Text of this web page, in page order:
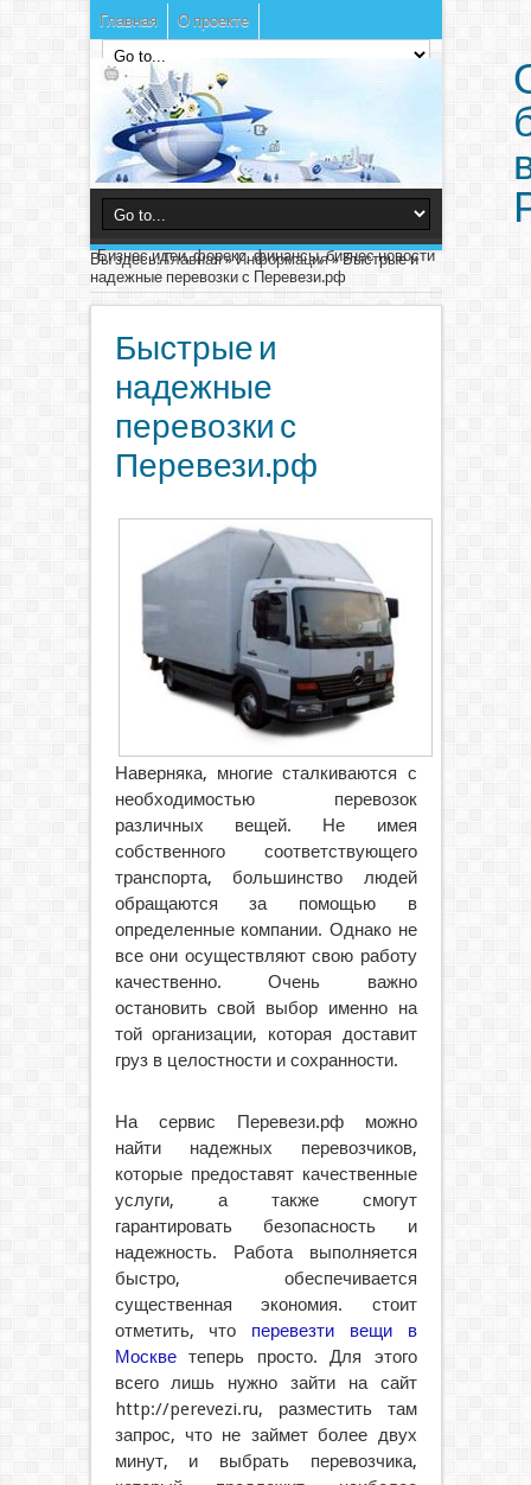
Главная О проекте
Бизнес идеи, форекс, финансы, бизнес новости
Вы здесь:Главная»Информация»Быстрые и
надежные перевозки с Перевези.рф
Быстрые и
надежные
перевозки с
Перевези.рф
Наверняка, многие сталкиваются с
необходимостью перевозок
различных вещей. Не имея
собственного соответствующего
транспорта, большинство людей
обращаются за помощью в
определенные компании. Однако не
все они осуществляют свою работу
качественно. Очень важно
остановить свой выбор именно на
той организации, которая доставит
груз в целостности и сохранности.
На сервис Перевези.рф можно
найти надежных перевозчиков,
которые предоставят качественные
услуги, а также смогут
гарантировать безопасность и
надежность. Работа выполняется
быстро, обеспечивается
существенная экономия. стоит
отметить, что перевезти вещи в
Москветеперь просто. Для этого
всего лишь нужно зайти на сайт
http://perevezi.ru, разместить там
запрос, что не займет более двух
минут, и выбрать перевозчика,